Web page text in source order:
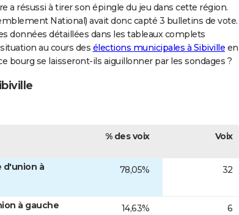
a résussi à tirer son épingle du jeu dans cette région.
National) avait donc capté 3 bulletins de vote.
données détaillées dans les tableaux complets
au cours des élections municipales à Sibiville en
bourg se laisseront-ils aiguillonner par les sondages ?
% des voix Voix
d'union à
78,05% 32
à gauche
14,63% 6